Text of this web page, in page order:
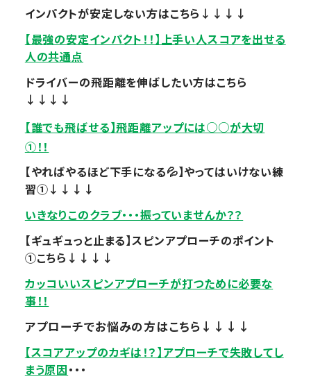
インパクトが安定しない方はこちら↓↓↓↓
【最強の安定インパクト！！】上手い人スコアを出せる
人の共通点
ドライバーの飛距離を伸ばしたい方はこちら
↓↓↓↓
【誰でも飛ばせる】飛距離アップには○○が大切
①！！
【やればやるほど下手になる💦】やってはいけない練
習①↓↓↓↓
いきなりこのクラブ・・・振っていませんか？？
【ギュギュっと止まる】スピンアプローチのポイント
①こちら↓↓↓↓
カッコいいスピンアプローチが打つために必要な
事！！
アプローチでお悩みの方はこちら↓↓↓↓
【スコアアップのカギは！？】アプローチで失敗してし
まう原因・・・